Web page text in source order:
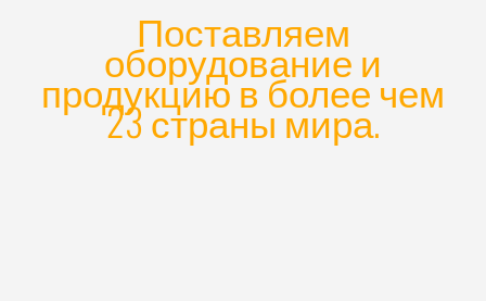
Поставляем
оборудование и
продукцию в более чем
23 страны мира.